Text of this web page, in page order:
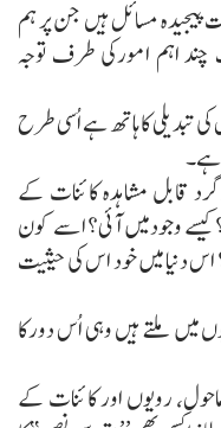
مسائل ہیں جن پر ہم
چند اہم امورکی طرف توجہ
تبدیلی کا ہاتھ ہے اُسی طرح
ہے۔
قابل مشاہدہ کائنات کے
کیسے وجود میں آئی؟ اسے کون
اس دنیا میں خود اس کی حیثیت
میں ملتے ہیں وہی اُس دورکا
ماحول، رویوں اور کائنات کے